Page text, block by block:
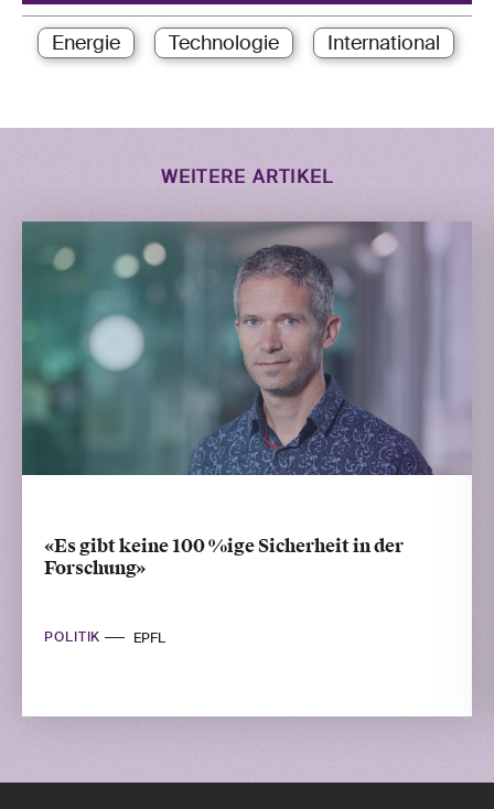
Energie Technologie International
WEITERE ARTIKEL
«Es gibt keine 100 %ige Sicherheit in der
Forschung»
POLITIK EPFL